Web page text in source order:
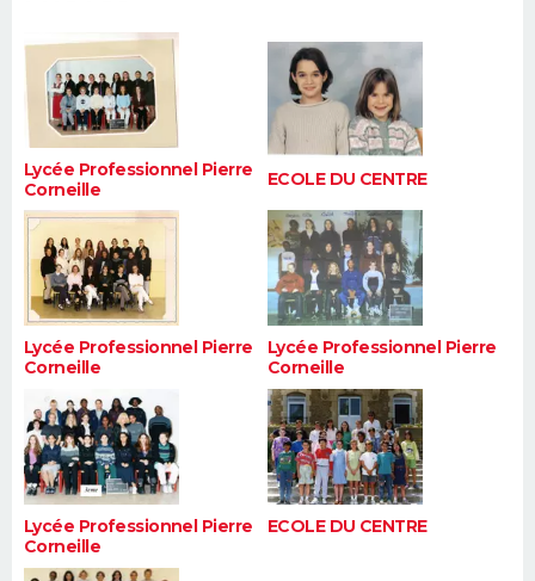
Bricolage
Lifestyle
Culture
Sport
Auto
Television
Voyage
Cinema
Lycée Professionnel Pierre
Corneille
ECOLE DU CENTRE
Lycée Professionnel Pierre
Corneille
Lycée Professionnel Pierre
Corneille
Lycée Professionnel Pierre
Corneille
ECOLE DU CENTRE